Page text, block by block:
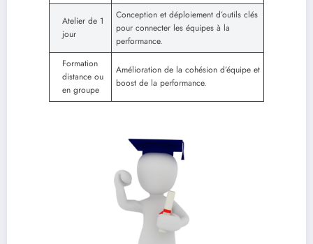
Atelier de 1
jour
Conception et déploiement d’outils clés
pour connecter les équipes à la
performance.
Formation
distance ou
en groupe
Amélioration de la cohésion d’équipe et
boost de la performance.